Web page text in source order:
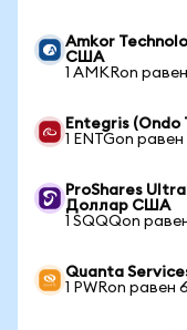
Amkor
США
1 AMKRon
Entegris
1 ENTGon
ProShares
Доллар США
1 SQQQon
Quanta
1 PWRon равен